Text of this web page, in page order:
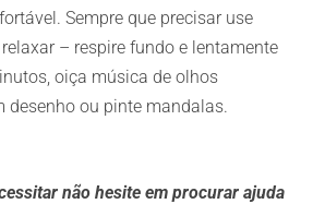
Sempre que precisar use
– respire fundo e lentamente
oiça música de olhos
desenho ou pinte mandalas.
não hesite em procurar ajuda